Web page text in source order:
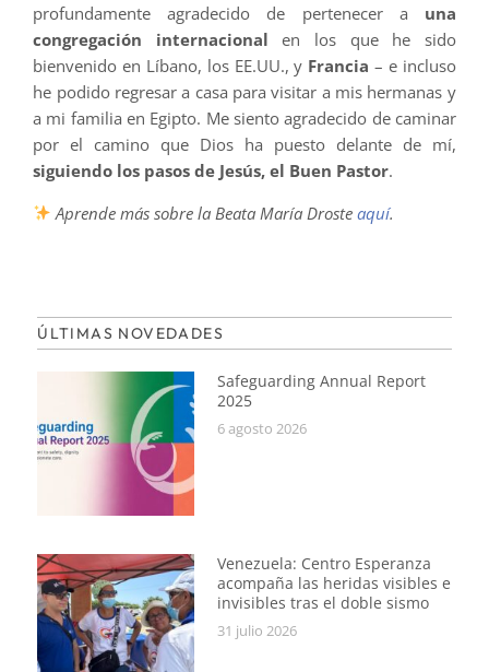
profundamente agradecido de pertenecer a una
congregación internacional en los que he sido
bienvenido en Líbano, los EE.UU., y Francia – e incluso
he podido regresar a casa para visitar a mis hermanas y
a mi familia en Egipto. Me siento agradecido de caminar
por el camino que Dios ha puesto delante de mí,
siguiendo los pasos de Jesús, el Buen Pastor.
Aprende más sobre la Beata María Drosteaquí.
ÚLTIMAS NOVEDADES
Safeguarding Annual Report
2025
6 agosto 2026
Venezuela: Centro Esperanza
acompaña las heridas visibles e
invisibles tras el doble sismo
31 julio 2026